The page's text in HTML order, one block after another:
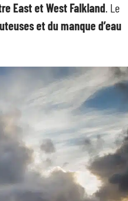
East et West Falkland. Le
et du manque d’eau